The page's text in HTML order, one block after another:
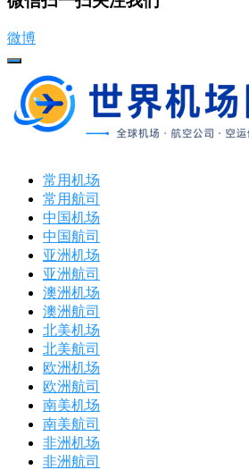
微博
打
菜
单
常用机场
常用航司
中国机场
中国航司
亚洲机场
亚洲航司
澳洲机场
澳洲航司
北美机场
北美航司
欧洲机场
欧洲航司
南美机场
南美航司
非洲机场
非洲航司